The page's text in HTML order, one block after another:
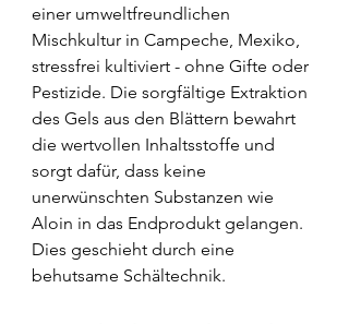
einer umweltfreundlichen
Mischkultur in Campeche, Mexiko,
stressfrei kultiviert - ohne Gifte oder
Pestizide. Die sorgfältige Extraktion
des Gels aus den Blättern bewahrt
die wertvollen Inhaltsstoffe und
sorgt dafür, dass keine
unerwünschten Substanzen wie
Aloin in das Endprodukt gelangen.
Dies geschieht durch eine
behutsame Schältechnik.